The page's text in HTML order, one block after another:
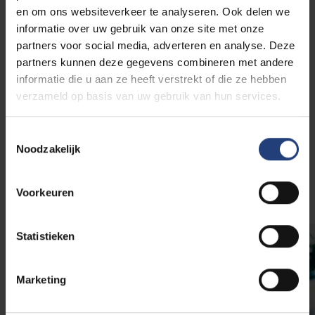
en om ons websiteverkeer te analyseren. Ook delen we
informatie over uw gebruik van onze site met onze
partners voor social media, adverteren en analyse. Deze
partners kunnen deze gegevens combineren met andere
informatie die u aan ze heeft verstrekt of die ze hebben
verzameld op basis van uw gebruik van hun services.
Noodzakelijk
Voorkeuren
Statistieken
Marketing
onbelangrijk.
Vergelijkbare jobs?Bucklist-reisorganisator,
afscheidsfeestcoördinator, gepersonaliseerde
doodskistenmaker, …
Toegepaste Economische Wetenschappen